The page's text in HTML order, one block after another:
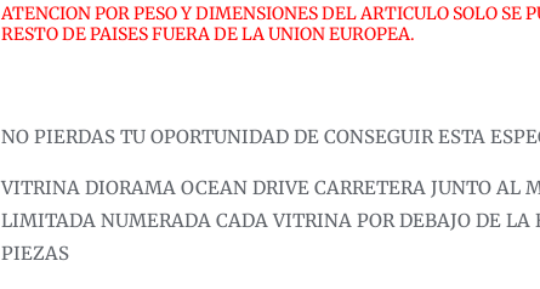
ATENCION POR PESO Y DIMENSIONES DEL ARTICULO SOLO SE
RESTO DE PAISES FUERA DE LA UNION EUROPEA.
NO PIERDAS TU OPORTUNIDAD DE CONSEGUIR ESTA
VITRINA DIORAMA OCEAN DRIVE CARRETERA JUNTO AL
LIMITADA NUMERADA CADA VITRINA POR DEBAJO DE
PIEZAS